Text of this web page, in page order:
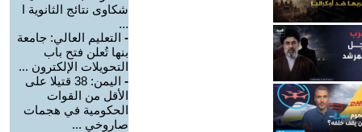
شكاوى نتائج الثانوية ا
...
- التعليم العالي: جامعة
بنها تُعلن فتح باب
التحويلات الإلكترون ...
-
اليمن: 38 قتيلا على
الأقل من القوات
الحكومية في هجمات
صاروخي ...